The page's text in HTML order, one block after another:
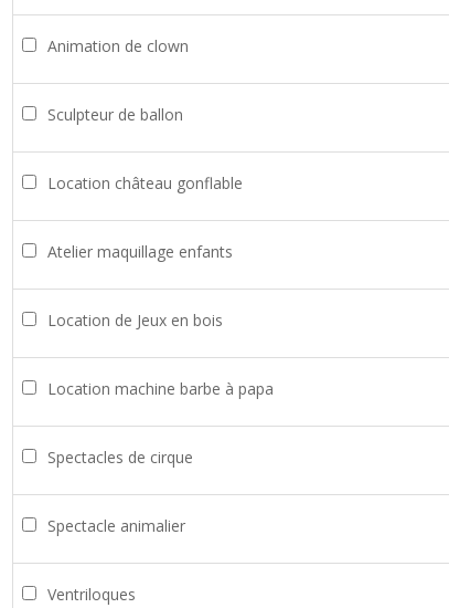
Animation de clown
Sculpteur de ballon
Location château gonflable
Atelier maquillage enfants
Location de Jeux en bois
Location machine barbe à papa
Spectacles de cirque
Spectacle animalier
Ventriloques